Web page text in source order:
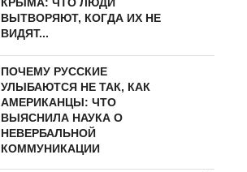
ВЫТВОРЯЮТ, КОГДА ИХ НЕ
ВИДЯТ...
ПОЧЕМУ РУССКИЕ
УЛЫБАЮТСЯ НЕ ТАК, КАК
АМЕРИКАНЦЫ: ЧТО
ВЫЯСНИЛА НАУКА О
НЕВЕРБАЛЬНОЙ
КОММУНИКАЦИИ